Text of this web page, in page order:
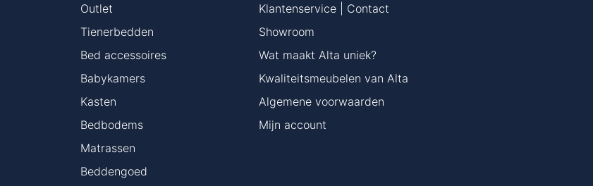
Outlet
Tienerbedden
Bed accessoires
Babykamers
Kasten
Bedbodems
Matrassen
Beddengoed
Klantenservice | Contact
Showroom
Wat maakt Alta uniek?
Kwaliteitsmeubelen van Alta
Algemene voorwaarden
Mijn account